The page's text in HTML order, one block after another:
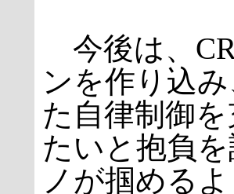
今後は、
ンを作り込
た自律制御
たいと抱負
ノが掴める